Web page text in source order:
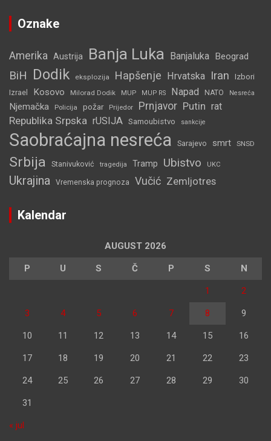
Oznake
Amerika Austrija Banja Luka Banjaluka Beograd
BiH Dodik eksplozija Hapšenje Hrvatska Iran Izbori
Izrael Kosovo Milorad Dodik MUP MUP RS Napad NATO Nesreća
Njemačka Policija požar Prijedor Prnjavor Putin rat
Republika Srpska rUSIJA Samoubistvo sankcije
Saobraćajna nesreća Sarajevo smrt SNSD
Srbija Stanivuković tragedija Tramp Ubistvo UKC
Ukrajina Vremenska prognoza Vučić Zemljotres
Kalendar
AUGUST 2026
P U S Č P S N
1 2
3 4 5 6 7 8 9
10 11 12 13 14 15 16
17 18 19 20 21 22 23
24 25 26 27 28 29 30
31
« jul